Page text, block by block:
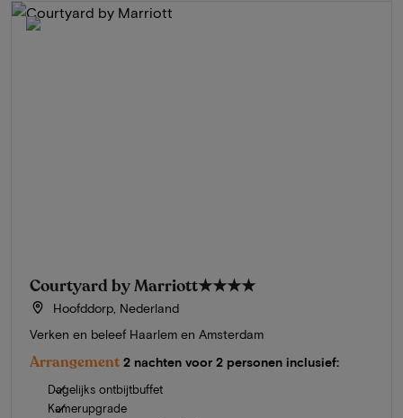
Courtyard by Marriott★★★★
Hoofddorp, Nederland
Verken en beleef Haarlem en Amsterdam
Arrangement 2 nachten voor 2 personen inclusief:
Dagelijks ontbijtbuffet
Kamerupgrade